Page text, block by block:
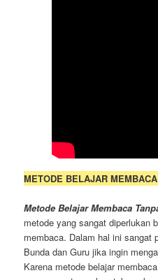
METODE BELAJAR
Metode Belajar Membaca
metode yang sangat diperlukan
membaca. Dalam hal ini sangat
Bunda dan Guru jika ingin
Karena metode belajar